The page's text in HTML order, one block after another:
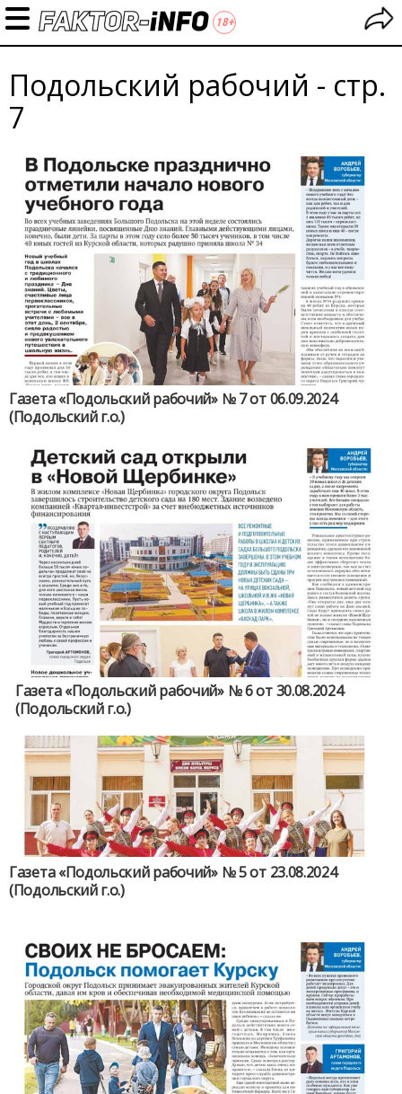
Подольский рабочий - стр.
7
Газета «Подольский рабочий» № 7 от 06.09.2024
(Подольский г.о.)
Газета «Подольский рабочий» № 6 от 30.08.2024
(Подольский г.о.)
Газета «Подольский рабочий» № 5 от 23.08.2024
(Подольский г.о.)